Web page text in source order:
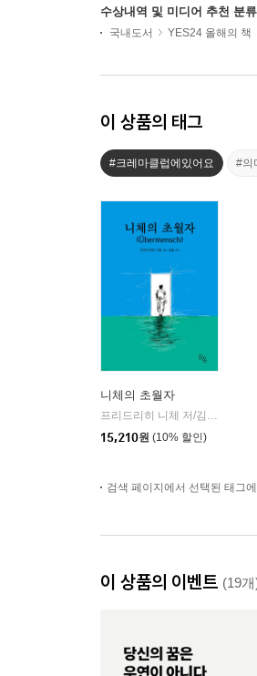
수상내역 및 미디어 추천 분류
국내도서 YES24 올해의 책
이 상품의 태그
#크레마클럽에있어요 #의
니체의 초월자
프리드리히 니체 저/김철 편역
15,210원 (10% 할인)
검색 페이지에서 선택된 태그
이 상품의 이벤트 (19개